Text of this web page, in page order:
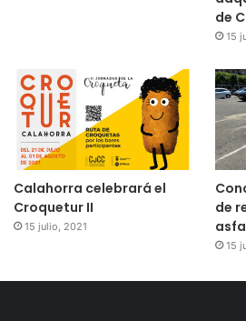
de
15
Calahorra celebrará el
Croquetur II
15 julio, 2021
de
15